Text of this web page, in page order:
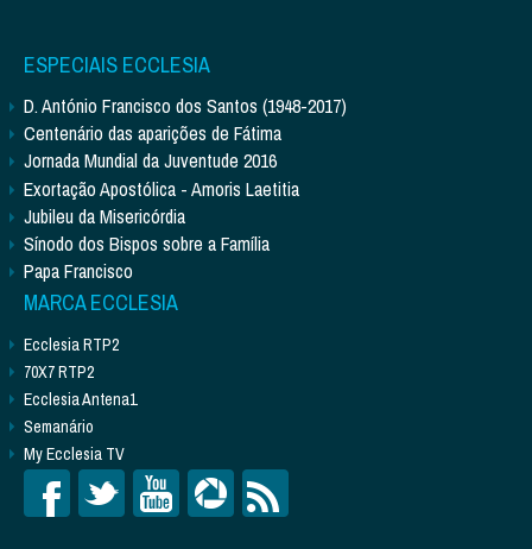
ESPECIAIS ECCLESIA
D. António Francisco dos Santos (1948-2017)
Centenário das aparições de Fátima
Jornada Mundial da Juventude 2016
Exortação Apostólica - Amoris Laetitia
Jubileu da Misericórdia
Sínodo dos Bispos sobre a Família
Papa Francisco
MARCA ECCLESIA
Ecclesia RTP2
70X7 RTP2
Ecclesia Antena1
Semanário
My Ecclesia TV